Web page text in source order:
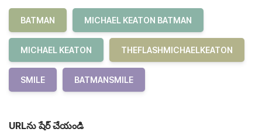
BATMAN MICHAEL KEATON BATMAN
MICHAEL KEATON THEFLASHMICHAELKEATON
SMILE BATMANSMILE
URLను షేర్ చేయండి